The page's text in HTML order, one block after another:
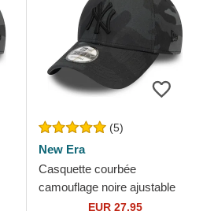
(5)
New Era
Casquette courbée
camouflage noire ajustable
avec logo noir 9FORTY
EUR 27,95